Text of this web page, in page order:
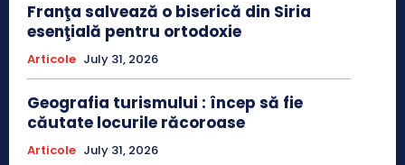
Franţa salvează o biserică din Siria
esenţială pentru ortodoxie
Articole July 31, 2026
Geografia turismului : încep să fie
căutate locurile răcoroase
Articole July 31, 2026